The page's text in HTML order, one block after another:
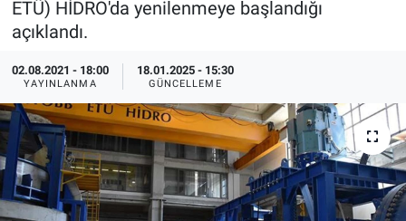
ETÜ) HİDRO'da yenilenmeye başlandığı
açıklandı.
02.08.2021 - 18:00
YAYINLANMA
18.01.2025 - 15:30
GÜNCELLEME